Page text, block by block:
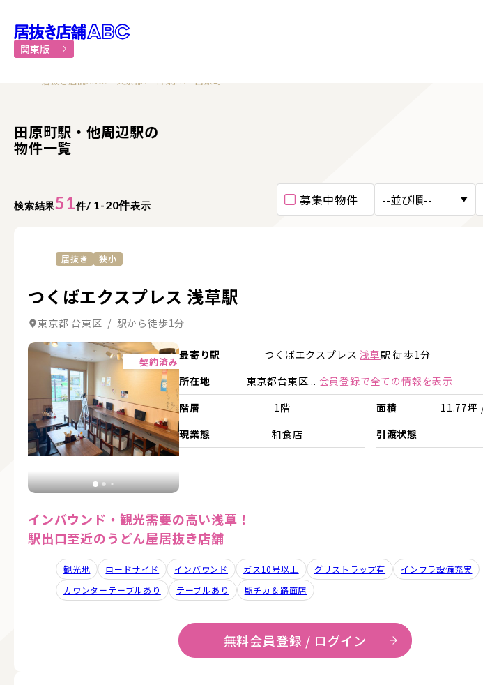
居抜き物件・貸店舗での飲食店開業｜居抜き
関東版
居抜き店舗ABC 東京都 台東区 田原町
田原町駅・他周辺駅の
物件一覧
検索結果51件/ 1-20件表示 募集中物件
居抜き 狭小
つくばエクスプレス 浅草駅
東京都 台東区 / 駅から徒歩1分
契約済み
詳細を見る 詳細を見る
最寄り駅 つくばエクスプレス浅草駅 徒歩1分
所在地
東京都台東区... 会員登録で全ての情報を表示
階層
1階 面積
11.77坪
現業態
和食店 引渡状態
インバウンド・観光需要の高い浅草！
駅出口至近のうどん屋居抜き店舗
観光地 ロードサイド インバウンド ガス10号以上 グリストラップ有
インフラ設備充実
カウンターテーブルあり
テーブルあり 駅チカ＆路面店
無料会員登録 / ログイン